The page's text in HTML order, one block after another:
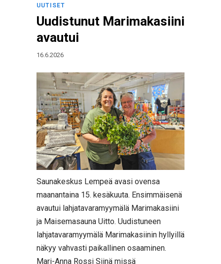
UUTISET
Uudistunut Marimakasiini
avautui
16.6.2026
Saunakeskus Lempeä avasi ovensa
maanantaina 15. kesäkuuta. Ensimmäisenä
avautui lahjatavaramyymälä Marimakasiini
ja Maisemasauna Uitto. Uudistuneen
lahjatavaramyymälä Marimakasiinin hyllyillä
näkyy vahvasti paikallinen osaaminen.
Mari-Anna Rossi Siinä missä